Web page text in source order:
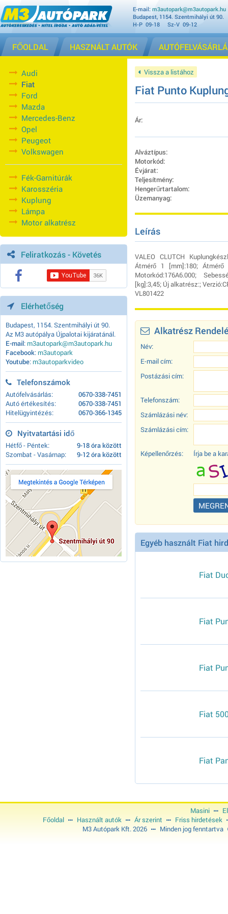
E-mail: m3autopark@m3autopark.hu
Budapest, 1154. Szentmihályi út 90.
H-P 09-18 Sz-V 09-12
FŐOLDAL HASZNÁLT AUTÓK
Audi
Fiat
Ford
Mazda
Mercedes-Benz
Opel
Peugeot
Volkswagen
Fék-Garnitúrák
Karosszéria
Kuplung
Lámpa
Motor alkatrész
Feliratkozás - Követés
Elérhetőség
Budapest, 1154. Szentmihályi út 90.
Az M3 autópálya Újpalotai kijáratánál.
E-mail: m3autopark@m3autopark.hu
Facebook: m3autopark
Youtube: m3autoparkvideo
Telefonszámok
Autófelvásárlás:
0670-338-7451
Autó értékesítés:
0670-338-7451
Hitelügyintézés:
0670-366-1345
Nyitvatartási idő
Hétfő - Péntek:
9-18 óra között
Szombat - Vasárnap:
9-12 óra között
Vissza a listához
Fiat Punto
Ár:
Alváztípus:
Motorkód:
Évjárat:
Teljesítmény:
Hengerűrtartalom:
Üzemanyag:
Leírás
VALEO CLUTCH
Átmérő 1 [mm]:180; Átmérő
Motorkód:176A6.000;
[kg]:3,45; Új alkatrész:;
VL801422
Alkatrész
Név:
E-mail cím:
Postázási cím:
Telefonszám:
Számlázási név:
Számlázási cím:
Képellenőrzés: Írja be a
Egyéb használt Fiat
Fiat
Fiat
Fiat
Fiat
Fiat
Masini
Főoldal
Használt autók Ár szerint
Friss hirdetések
M3 Autópark Kft. 2026
Minden jog fenntartva